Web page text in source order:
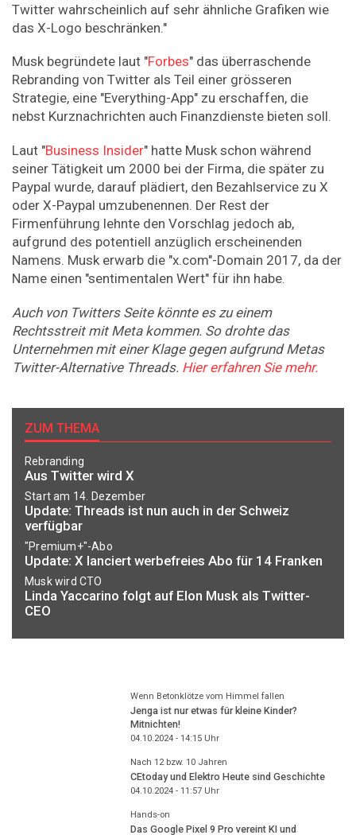
Twitter wahrscheinlich auf sehr ähnliche Grafiken wie
das X-Logo beschränken."
Musk begründete laut "Forbes" das überraschende
Rebranding von Twitter als Teil einer grösseren
Strategie, eine "Everything-App" zu erschaffen, die
nebst Kurznachrichten auch Finanzdienste bieten soll.
Laut "Business Insider" hatte Musk schon während
seiner Tätigkeit um 2000 bei der Firma, die später zu
Paypal wurde, darauf plädiert, den Bezahlservice zu X
oder X-Paypal umzubenennen. Der Rest der
Firmenführung lehnte den Vorschlag jedoch ab,
aufgrund des potentiell anzüglich erscheinenden
Namens. Musk erwarb die "x.com"-Domain 2017, da der
Name einen "sentimentalen Wert" für ihn habe.
Auch von Twitters Seite könnte es zu einem
Rechtsstreit mit Meta kommen. So drohte das
Unternehmen mit einer Klage gegen aufgrund Metas
Twitter-Alternative Threads. Hier erfahren Sie mehr.
ZUM THEMA
Rebranding
Aus Twitter wird X
Start am 14. Dezember
Update: Threads ist nun auch in der Schweiz
verfügbar
"Premium+"-Abo
Update: X lanciert werbefreies Abo für 14 Franken
Musk wird CTO
Linda Yaccarino folgt auf Elon Musk als Twitter-
CEO
Wenn Betonklötze vom Himmel fallen
Jenga ist nur etwas für kleine Kinder?
Mitnichten!
04.10.2024 - 14:15Uhr
Nach 12 bzw. 10 Jahren
CEtoday und Elektro Heute sind Geschichte
04.10.2024 - 11:57Uhr
Hands-on
Das Google Pixel 9 Pro vereint KI und